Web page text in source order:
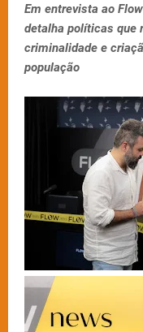
Em entrevista ao
detalha políticas que
criminalidade e
população